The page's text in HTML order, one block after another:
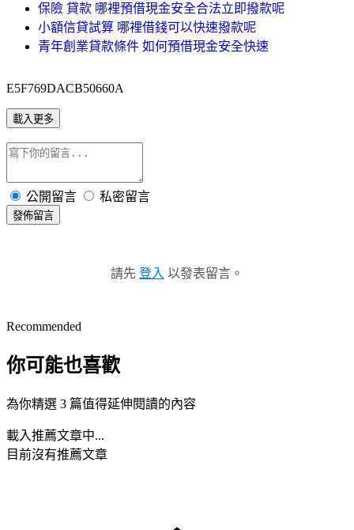
保險 貸款 哪裡預借現金安全合法立即撥款呢
小額信貸試算 哪裡借錢可以快速撥款呢
青年創業貸款條件 如何預借現金安全快速
E5F769DACB50660A
載入更多
公開留言 私密留言
發佈留言
請先 登入 以發表留言。
Recommended
你可能也喜歡
為你精選 3 篇值得延伸閱讀的內容
載入推薦文章中...
目前沒有推薦文章